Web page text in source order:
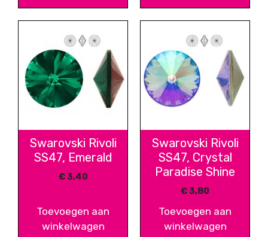
Swarovski Rivoli
SS47, Emerald
€3,40
Toevoegen aan
winkelwagen
Swarovski Rivoli
SS47, Crystal
Paradise Shine
€3,80
Toevoegen aan
winkelwagen